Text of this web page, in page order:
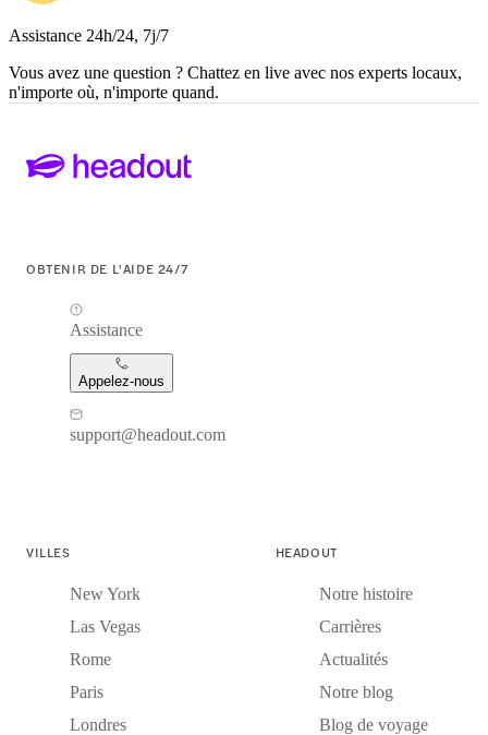
Assistance 24h/24, 7j/7
Vous avez une question ? Chattez en live avec nos experts locaux,
n'importe où, n'importe quand.
OBTENIR DE L'AIDE 24/7
Assistance
Appelez-nous
support@headout.com
VILLES
New York
Las Vegas
Rome
Paris
Londres
HEADOUT
Notre histoire
Carrières
Actualités
Notre blog
Blog de voyage